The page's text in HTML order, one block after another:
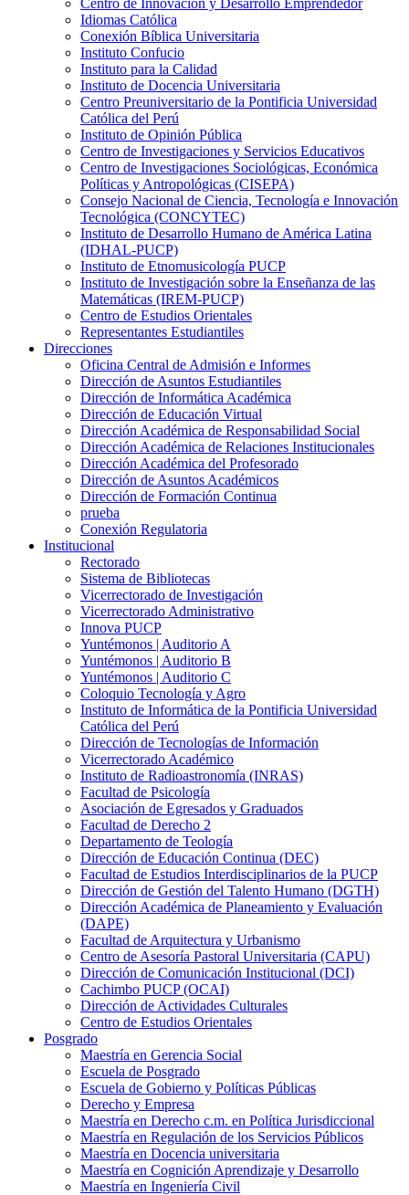
Centro de Innovación y Desarrollo Emprendedor
Idiomas Católica
Conexión Bíblica Universitaria
Instituto Confucio
Instituto para la Calidad
Instituto de Docencia Universitaria
Centro Preuniversitario de la Pontificia Universidad
Católica del Perú
Instituto de Opinión Pública
Centro de Investigaciones y Servicios Educativos
Centro de Investigaciones Sociológicas, Económica
Políticas y Antropológicas (CISEPA)
Consejo Nacional de Ciencia, Tecnología e Innovación
Tecnológica (CONCYTEC)
Instituto de Desarrollo Humano de América Latina
(IDHAL-PUCP)
Instituto de Etnomusicología PUCP
Instituto de Investigación sobre la Enseñanza de las
Matemáticas (IREM-PUCP)
Centro de Estudios Orientales
Representantes Estudiantiles
Direcciones
Oficina Central de Admisión e Informes
Dirección de Asuntos Estudiantiles
Dirección de Informática Académica
Dirección de Educación Virtual
Dirección Académica de Responsabilidad Social
Dirección Académica de Relaciones Institucionales
Dirección Académica del Profesorado
Dirección de Asuntos Académicos
Dirección de Formación Continua
prueba
Conexión Regulatoria
Institucional
Rectorado
Sistema de Bibliotecas
Vicerrectorado de Investigación
Vicerrectorado Administrativo
Innova PUCP
Yuntémonos | Auditorio A
Yuntémonos | Auditorio B
Yuntémonos | Auditorio C
Coloquio Tecnología y Agro
Instituto de Informática de la Pontificia Universidad
Católica del Perú
Dirección de Tecnologías de Información
Vicerrectorado Académico
Instituto de Radioastronomía (INRAS)
Facultad de Psicología
Asociación de Egresados y Graduados
Facultad de Derecho 2
Departamento de Teología
Dirección de Educación Continua (DEC)
Facultad de Estudios Interdisciplinarios de la PUCP
Dirección de Gestión del Talento Humano (DGTH)
Dirección Académica de Planeamiento y Evaluación
(DAPE)
Facultad de Arquitectura y Urbanismo
Centro de Asesoría Pastoral Universitaria (CAPU)
Dirección de Comunicación Institucional (DCI)
Cachimbo PUCP (OCAI)
Dirección de Actividades Culturales
Centro de Estudios Orientales
Posgrado
Maestría en Gerencia Social
Escuela de Posgrado
Escuela de Gobierno y Políticas Públicas
Derecho y Empresa
Maestría en Derecho c.m. en Política Jurisdiccional
Maestría en Regulación de los Servicios Públicos
Maestría en Docencia universitaria
Maestría en Cognición Aprendizaje y Desarrollo
Maestría en Ingeniería Civil